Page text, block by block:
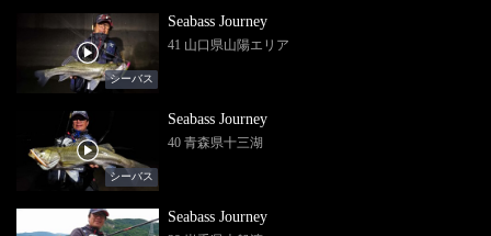
シーバス
Seabass Journey
41 山口県山陽エリア
シーバス
Seabass Journey
40 青森県十三湖
Seabass Journey